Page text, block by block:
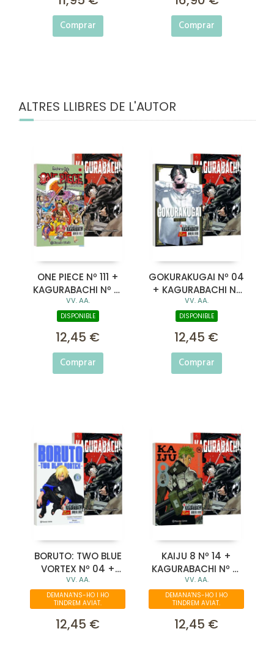
Comprar Comprar
ALTRES LLIBRES DE L'AUTOR
ONE PIECE Nº 111 +
KAGURABACHI Nº 01
(PACK ESPECIAL)
VV. AA.
DISPONIBLE
12,45 €
Comprar
GOKURAKUGAI Nº 04
+ KAGURABACHI Nº
01 (PACK ESPECIAL)
VV. AA.
DISPONIBLE
12,45 €
Comprar
BORUTO: TWO BLUE
VORTEX Nº 04 +
KAGURABACHI Nº 01
(PACK ESPECIAL)
VV. AA.
DEMANA'NS-HO I HO
TINDREM AVIAT.
12,45 €
KAIJU 8 Nº 14 +
KAGURABACHI Nº 01
(PACK ESPECIAL)
VV. AA.
DEMANA'NS-HO I HO
TINDREM AVIAT.
12,45 €